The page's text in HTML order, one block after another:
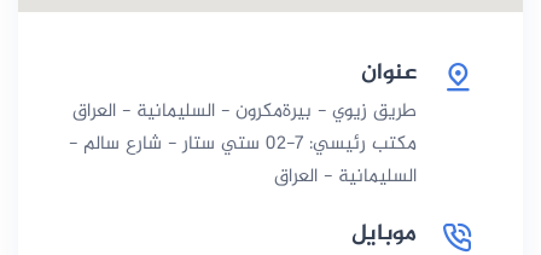
عنوان
طريق زيوي - بيرةمكرون - السليمانية - العراق
مكتب رئيسي: 7-02 ستي ستار - شارع سالم -
السليمانية - العراق
موبايل